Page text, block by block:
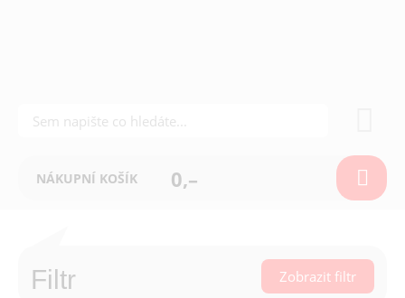
NÁKUPNÍ KOŠÍK 0,–
Filtr Zobrazit filtr